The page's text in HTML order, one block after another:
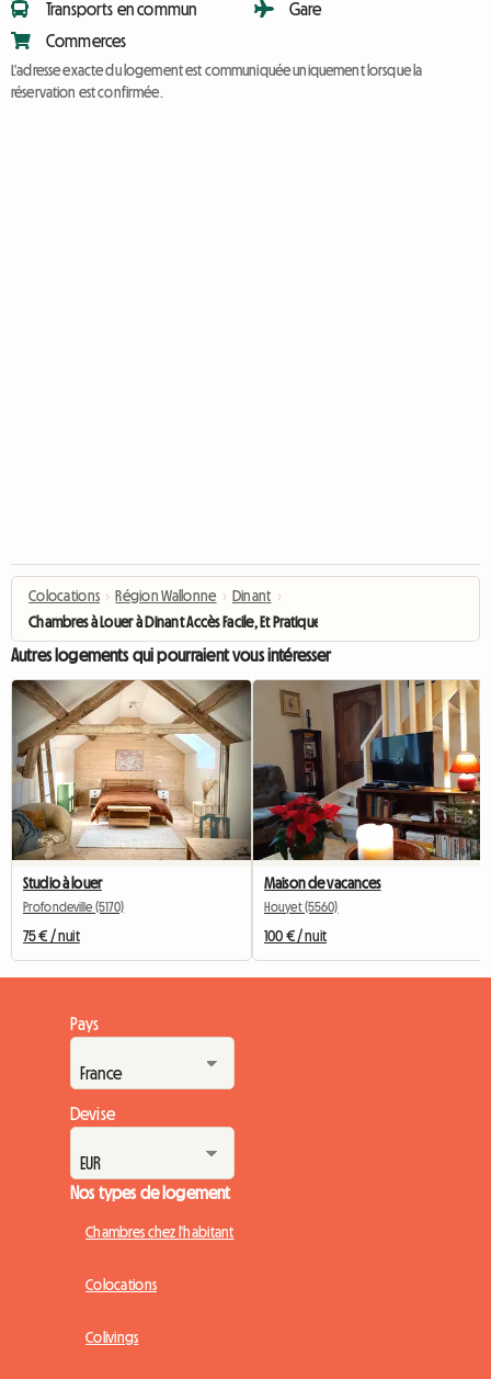
Transports en commun
Commerces
Gare
L'adresse exacte du logement est communiquée uniquement lorsque la
réservation est confirmée.
Colocations › Région Wallonne › Dinant ›
Chambres à Louer à Dinant Accès Facile, Et Pratique
Autres logements qui pourraient vous intéresser
Studio à louer
Profondeville (5170)
75 € / nuit
Maison de vacances
Houyet (5560)
100 € / nuit
Pays
Devise
Nos types de logement
Chambres chez l'habitant
Colocations
Colivings